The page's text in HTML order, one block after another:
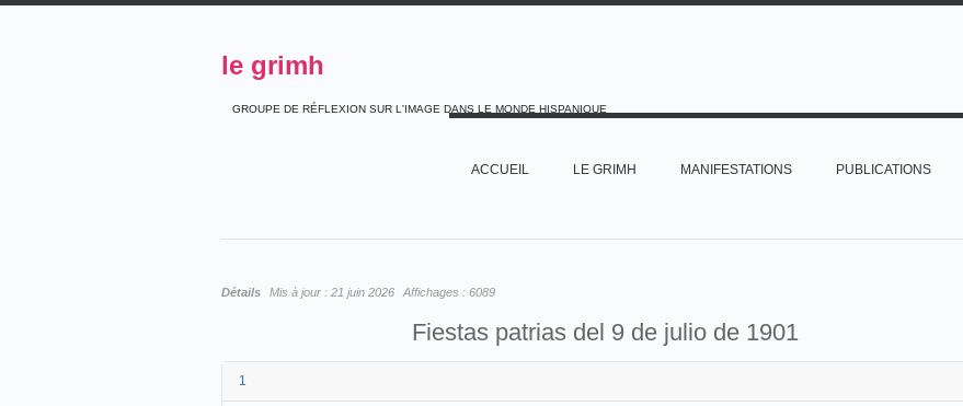
le grimh
GROUPE DE RÉFLEXION SUR L'IMAGE DANS LE MONDE HISPANIQUE
ACCUEIL LE GRIMH MANIFESTATIONS PUBLICATIONS
Détails Mis à jour : 21 juin 2026 Affichages : 6089
Fiestas patrias del 9 de julio de 1901
1